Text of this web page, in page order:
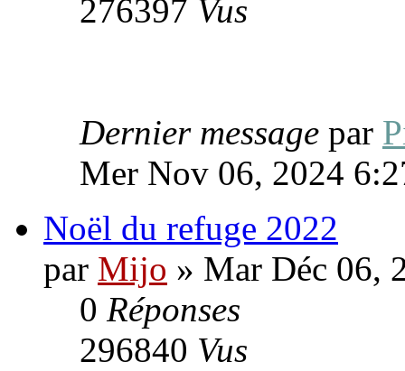
276397 Vus
Dernier message par
Mer Nov 06, 2024
Noël du refuge 2022
par Mijo » Mar Déc 06,
0 Réponses
296840 Vus